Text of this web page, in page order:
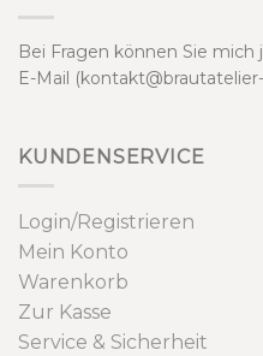
Bei Fragen können Sie mich
E-Mail
KUNDENSERVICE
Login/Registrieren
Mein Konto
Warenkorb
Zur Kasse
Service & Sicherheit